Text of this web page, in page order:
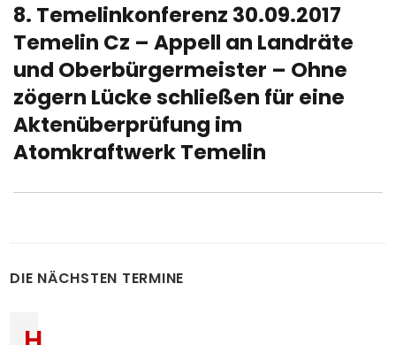
Next
post:
8. Temelinkonferenz 30.09.2017
Temelin Cz – Appell an Landräte
und Oberbürgermeister – Ohne
zögern Lücke schließen für eine
Aktenüberprüfung im
Atomkraftwerk Temelin
DIE NÄCHSTEN TERMINE